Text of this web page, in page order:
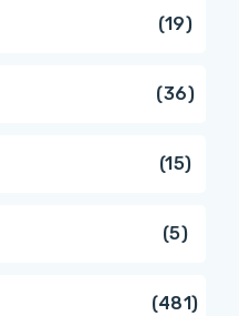
1919
3636
1515
55
481481